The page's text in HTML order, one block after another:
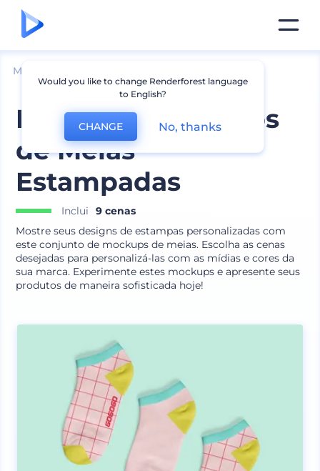
Mockups
Pacote de Mockups
de Meias
Estampadas
Inclui
9 cenas
Mostre seus designs de estampas personalizadas com
este conjunto de mockups de meias. Escolha as cenas
desejadas para personalizá-las com as mídias e cores da
sua marca. Experimente estes mockups e apresente seus
produtos de maneira sofisticada hoje!
Would you like to change Renderforest language
to English?
CHANGE No, thanks